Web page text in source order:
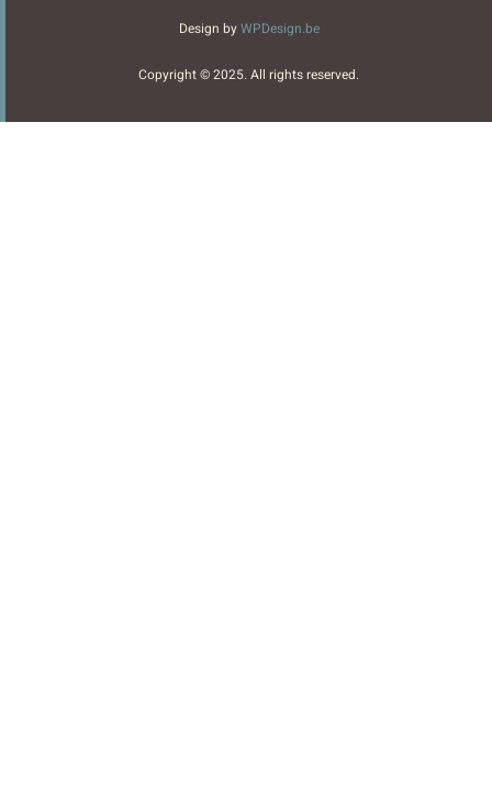
Design byWPDesign.be
Copyright © 2025. All rights reserved.